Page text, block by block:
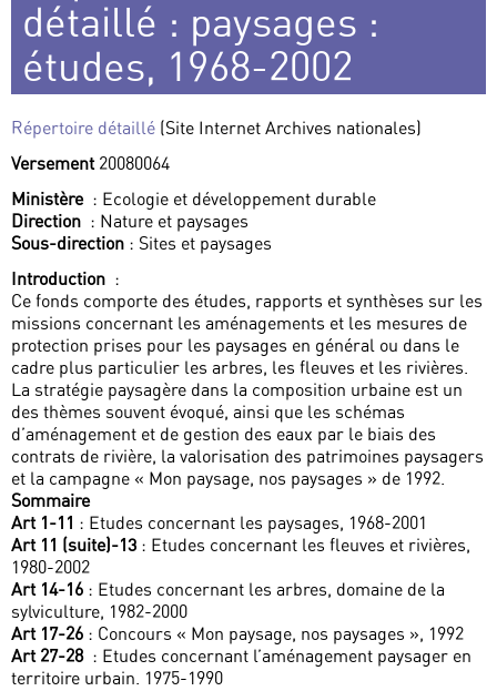
détaillé : paysages :
études, 1968-2002
Répertoire détaillé (Site Internet Archives nationales)
Versement 20080064
Ministère : Ecologie et développement durable
Direction : Nature et paysages
Sous-direction : Sites et paysages
Introduction :
Ce fonds comporte des études, rapports et synthèses sur les
missions concernant les aménagements et les mesures de
protection prises pour les paysages en général ou dans le
cadre plus particulier les arbres, les fleuves et les rivières.
La stratégie paysagère dans la composition urbaine est un
des thèmes souvent évoqué, ainsi que les schémas
d’aménagement et de gestion des eaux par le biais des
contrats de rivière, la valorisation des patrimoines paysagers
et la campagne « Mon paysage, nos paysages » de 1992.
Sommaire
Art 1-11 : Etudes concernant les paysages, 1968-2001
Art 11 (suite)-13 : Etudes concernant les fleuves et rivières,
1980-2002
Art 14-16 : Etudes concernant les arbres, domaine de la
sylviculture, 1982-2000
Art 17-26 : Concours « Mon paysage, nos paysages », 1992
Art 27-28 : Etudes concernant l’aménagement paysager en
territoire urbain. 1975-1990